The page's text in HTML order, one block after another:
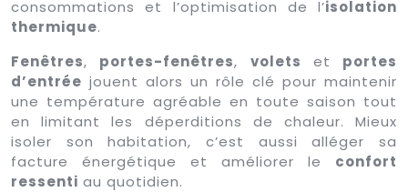
consommations et l’optimisation de l’isolation
thermique.
Fenêtres, portes-fenêtres, volets et portes
d’entrée jouent alors un rôle clé pour maintenir
une température agréable en toute saison tout
en limitant les déperditions de chaleur. Mieux
isoler son habitation, c’est aussi alléger sa
facture énergétique et améliorer le confort
ressenti au quotidien.